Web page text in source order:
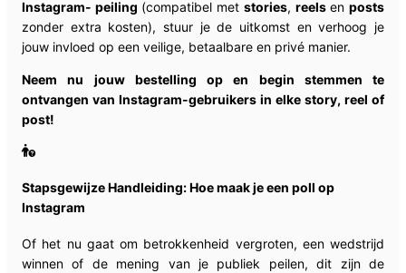
Instagram- peiling (compatibel met stories, reelsenposts
zonder extra kosten), stuur je de uitkomst en verhoog je
jouw invloed op een veilige, betaalbare en privé manier.
Neem nu jouw bestelling op en begin stemmen te
ontvangen van Instagram-gebruikers in elke story, reel of
post!
Stapsgewijze Handleiding: Hoe maak je een poll op
Instagram
Of het nu gaat om betrokkenheid vergroten, een wedstrijd
winnen of de mening van je publiek peilen, dit zijn de